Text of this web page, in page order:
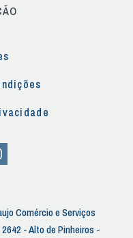
Comércio e Serviços
- Alto de Pinheiros -